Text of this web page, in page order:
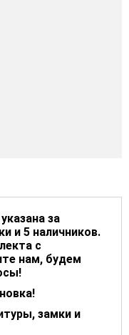
за
и 5 наличников.
с
нам, будем
замки и